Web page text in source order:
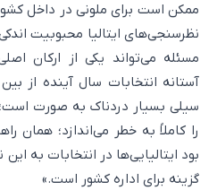
ممکن است برای ملونی در داخل
نظرسنجی‌های ایتالیا محبوبیت
مسئله می‌تواند یکی از ارکان
آستانه انتخابات سال آینده از
سیلی بسیار دردناک به صورت است؛»
را کاملاً به خطر می‌اندازد؛ همان
بود ایتالیایی‌ها در انتخابات به
گزینه برای اداره کشور است.»